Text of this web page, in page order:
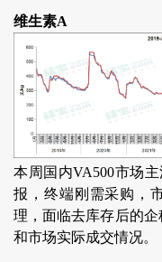
维生素A
本周国内VA500市场
报，终端刚需采购，
理，面临去库存后的
和市场实际成交情况。